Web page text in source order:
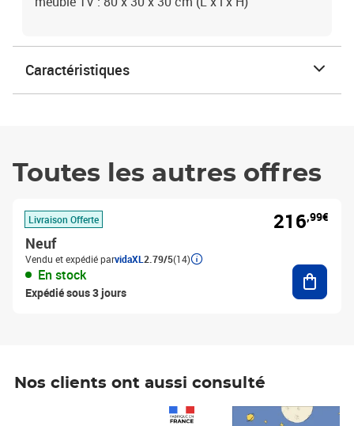
Caractéristiques
Toutes les autres offres
Livraison Offerte
Neuf
Vendu et expédié parvidaXL 2.79/5(14)
En stock
Expédié sous 3 jours
216,99€
Nos clients ont aussi consulté
Prix 7,50€